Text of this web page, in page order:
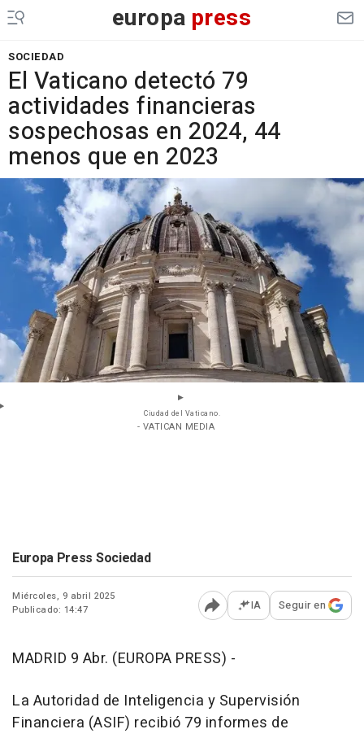
europa press
SOCIEDAD
El Vaticano detectó 79
actividades financieras
sospechosas en 2024, 44
menos que en 2023
Ciudad del Vaticano.
- VATICAN MEDIA
Europa Press Sociedad
Miércoles, 9 abril 2025
Publicado: 14:47
Abrir opciones para
IA Seguir en
MADRID 9 Abr. (EUROPA PRESS) -
La Autoridad de Inteligencia y Supervisión
Financiera (ASIF) recibió 79 informes de